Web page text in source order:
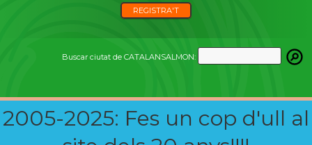
REGISTRA'T
Buscar ciutat de CATALANSALMON:
2005-2025: Fes un cop d'ull al